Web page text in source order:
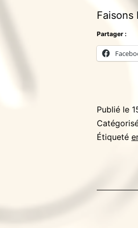
Faisons
Partager :
Publié le
Étiqueté